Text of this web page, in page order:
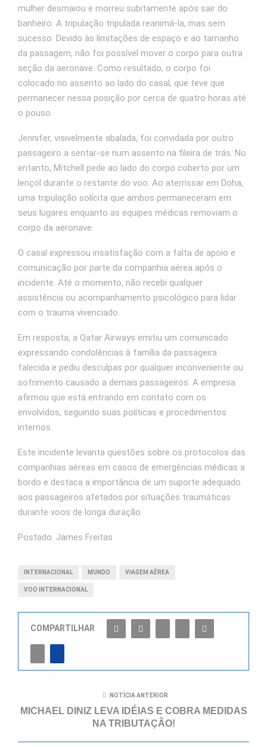
mulher desmaiou e morreu subitamente após sair do
banheiro. A tripulação tripulada reanimá-la, mas sem
sucesso. Devido às limitações de espaço e ao tamanho
da passagem, não foi possível mover o corpo para outra
seção da aeronave. Como resultado, o corpo foi
colocado no assento ao lado do casal, que teve que
permanecer nessa posição por cerca de quatro horas até
o pouso.
Jennifer, visivelmente abalada, foi convidada por outro
passageiro a sentar-se num assento na fileira de trás. No
entanto, Mitchell pede ao lado do corpo coberto por um
lençol durante o restante do voo. Ao aterrissar em Doha,
uma tripulação solícita que ambos permaneceram em
seus lugares enquanto as equipes médicas removiam o
corpo da aeronave.
O casal expressou insatisfação com a falta de apoio e
comunicação por parte da companhia aérea após o
incidente. Até o momento, não recebi qualquer
assistência ou acompanhamento psicológico para lidar
com o trauma vivenciado.
Em resposta, a Qatar Airways emitiu um comunicado
expressando condolências à família da passageira
falecida e pediu desculpas por qualquer inconveniente ou
sofrimento causado a demais passageiros. A empresa
afirmou que está entrando em contato com os
envolvidos, seguindo suas políticas e procedimentos
internos.
Este incidente levanta questões sobre os protocolos das
companhias aéreas em casos de emergências médicas a
bordo e destaca a importância de um suporte adequado
aos passageiros afetados por situações traumáticas
durante voos de longa duração.
Postado: James Freitas
INTERNACIONAL MUNDO VIAGEM AÉREA
VOO INTERNACIONAL
COMPARTILHAR
NOTÍCIA ANTERIOR
MICHAEL DINIZ LEVA IDÉIAS E COBRA MEDIDAS
NA TRIBUTAÇÃO!